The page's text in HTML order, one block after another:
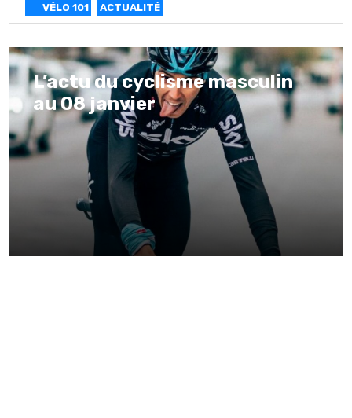
VÉLO 101 ACTUALITÉ
L’actu du cyclisme masculin
au 08 janvier